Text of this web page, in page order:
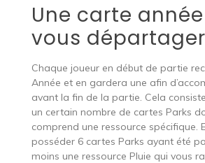
Une carte
vous
Chaque joueur en début de partie
Année et en gardera une afin
avant la fin de la partie. Cela
un certain nombre de cartes Parks
comprend une ressource spécifique.
posséder 6 cartes Parks ayant été
moins une ressource Pluie qui vous